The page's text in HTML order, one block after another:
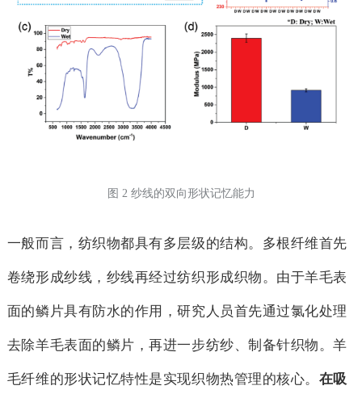
图 2 纱线的双向形状记忆能力
一般而言，纺织物都具有多层级的结构。多根纤维首先
卷绕形成纱线，纱线再经过纺织形成织物。由于羊毛表
面的鳞片具有防水的作用，研究人员首先通过氯化处理
去除羊毛表面的鳞片，再进一步纺纱、制备针织物。羊
毛纤维的形状记忆特性是实现织物热管理的核心。 在吸